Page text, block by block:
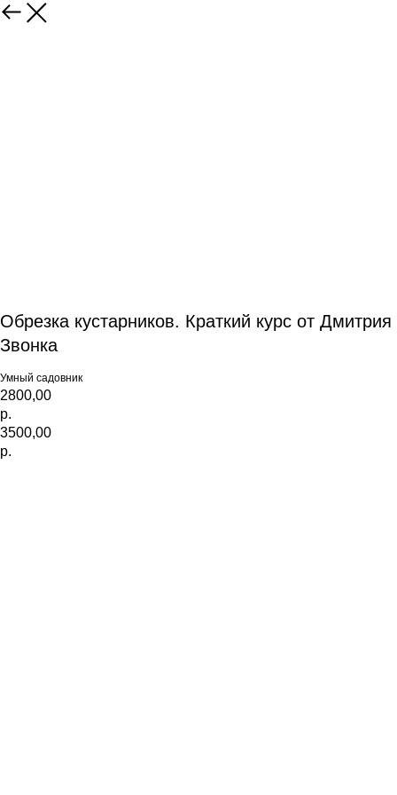
Обрезка кустарников. Краткий курс от Дмитрия
Звонка
Умный садовник
2800,00
р.
3500,00
р.